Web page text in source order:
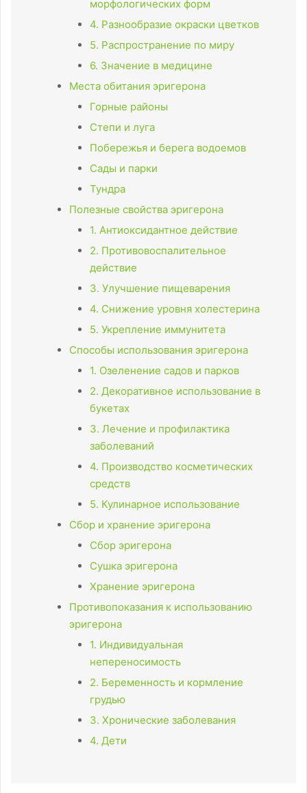
морфологических форм
4. Разнообразие окраски цветков
5. Распространение по миру
6. Значение в медицине
Места обитания эригерона
Горные районы
Степи и луга
Побережья и берега водоемов
Сады и парки
Тундра
Полезные свойства эригерона
1. Антиоксидантное действие
2. Противовоспалительное
действие
3. Улучшение пищеварения
4. Снижение уровня холестерина
5. Укрепление иммунитета
Способы использования эригерона
1. Озеленение садов и парков
2. Декоративное использование в
букетах
3. Лечение и профилактика
заболеваний
4. Производство косметических
средств
5. Кулинарное использование
Сбор и хранение эригерона
Сбор эригерона
Сушка эригерона
Хранение эригерона
Противопоказания к использованию
эригерона
1. Индивидуальная
непереносимость
2. Беременность и кормление
грудью
3. Хронические заболевания
4. Дети